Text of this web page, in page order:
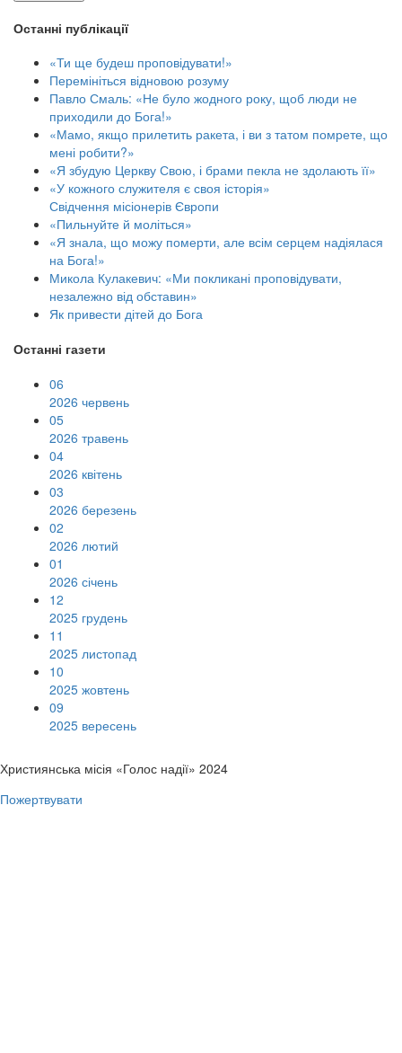
Останні публікації
«Ти ще будеш проповідувати!»
Перемініться відновою розуму
Павло Смаль: «Не було жодного року, щоб люди не
приходили до Бога!»
«Мамо, якщо прилетить ракета, і ви з татом помрете, що
мені робити?»
«Я збудую Церкву Свою, і брами пекла не здолають її»
«У кожного служителя є своя історія»
Свідчення місіонерів Європи
«Пильнуйте й моліться»
«Я знала, що можу померти, але всім серцем надіялася
на Бога!»
Микола Кулакевич: «Ми покликані проповідувати,
незалежно від обставин»
Як привести дітей до Бога
Останні газети
06
2026 червень
05
2026 травень
04
2026 квітень
03
2026 березень
02
2026 лютий
01
2026 січень
12
2025 грудень
11
2025 листопад
10
2025 жовтень
09
2025 вересень
Християнська місія «Голос надії» 2024
Пожертвувати